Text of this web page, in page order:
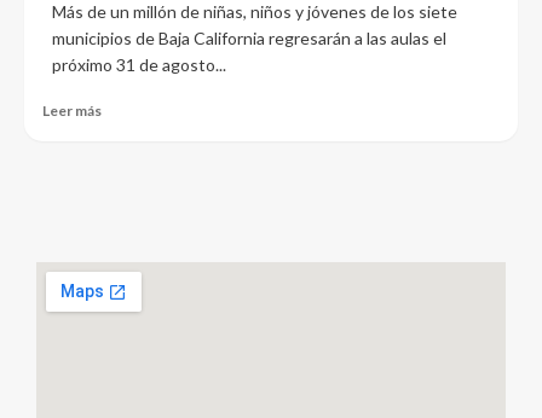
Más de un millón de niñas, niños y jóvenes de los siete
municipios de Baja California regresarán a las aulas el
próximo 31 de agosto...
Leer más